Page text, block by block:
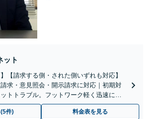
ット
【請求する側・された側いずれも対応】
求・意見照会・開示請求に対応｜初期対
トトラブル。フットワーク軽く迅速に、
決に向けた対応をサポートします【電
件) 料金表を見る